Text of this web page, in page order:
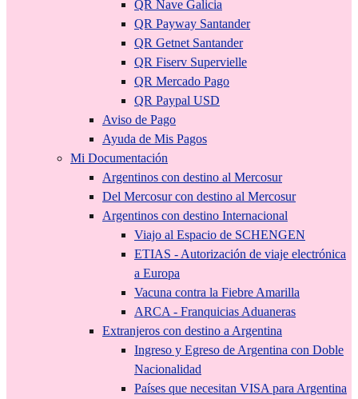
QR Nave Galicia
QR Payway Santander
QR Getnet Santander
QR Fiserv Supervielle
QR Mercado Pago
QR Paypal USD
Aviso de Pago
Ayuda de Mis Pagos
Mi Documentación
Argentinos con destino al Mercosur
Del Mercosur con destino al Mercosur
Argentinos con destino Internacional
Viajo al Espacio de SCHENGEN
ETIAS - Autorización de viaje electrónica
a Europa
Vacuna contra la Fiebre Amarilla
ARCA - Franquicias Aduaneras
Extranjeros con destino a Argentina
Ingreso y Egreso de Argentina con Doble
Nacionalidad
Países que necesitan VISA para Argentina